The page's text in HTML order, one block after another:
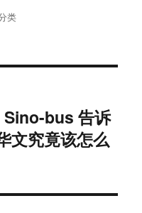
类
Sino-bus 告诉
文究竟该怎么